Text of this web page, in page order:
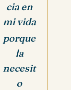
cia en
mi vida
porque
la
necesit
o